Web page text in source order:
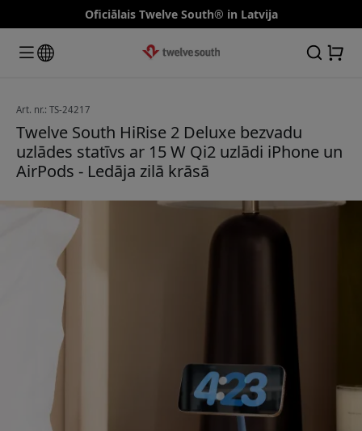
Oficiālais Twelve South® in Latvija
Art. nr.: TS-24217
Twelve South HiRise 2 Deluxe bezvadu
uzlādes statīvs ar 15 W Qi2 uzlādi iPhone un
AirPods - Ledāja zilā krāsā